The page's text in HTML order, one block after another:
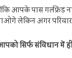
आपके पास गर्लफ्रेंड
लेकिन अगर
सिर्फ संविधान में